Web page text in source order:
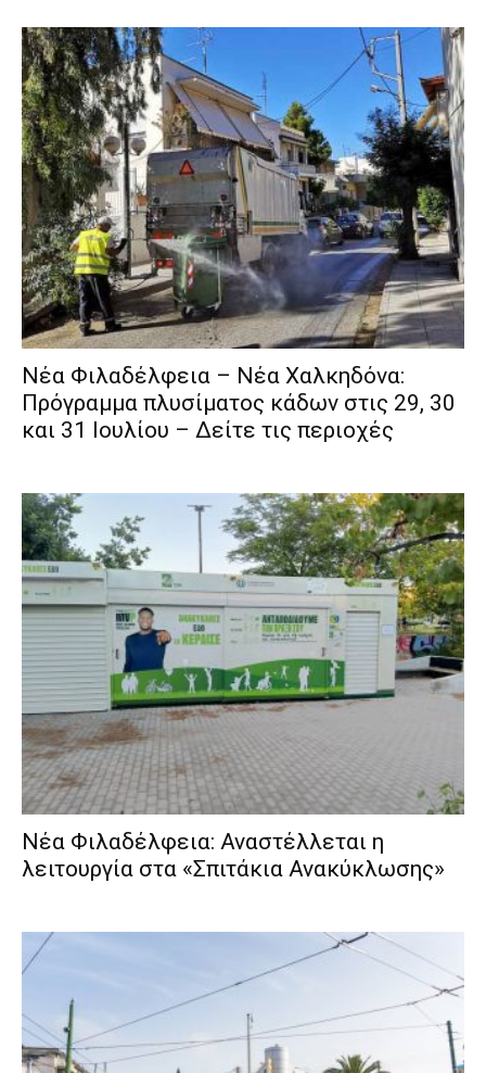
Νέα Φιλαδέλφεια – Νέα Χαλκηδόνα:
Πρόγραμμα πλυσίματος κάδων στις 29, 30
και 31 Ιουλίου – Δείτε τις περιοχές
Νέα Φιλαδέλφεια: Αναστέλλεται η
λειτουργία στα «Σπιτάκια Ανακύκλωσης»